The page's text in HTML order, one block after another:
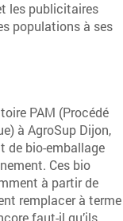
les publicitaires
populations à ses
PAM (Procédé
à AgroSup Dijon,
de bio-emballage
Ces bio
à partir de
remplacer à terme
faut-il qu’ils